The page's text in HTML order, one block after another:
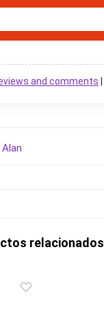
and comments
relacionados